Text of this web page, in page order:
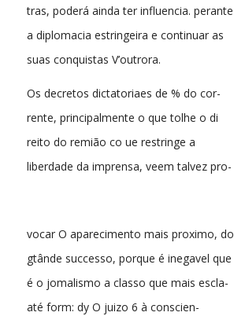
tras, poderá ainda ter influencia. perante
a diplomacia estringeira e continuar as
suas conquistas V’outrora.
Os decretos dictatoriaes de % do cor-
rente, principalmente o que tolhe o di
reito do remião co ue restringe a
liberdade da imprensa, veem talvez pro-
vocar O aparecimento mais proximo, do
gtânde successo, porque é inegavel que
é o jomalismo a classo que mais escla-
até form: dy O juizo 6 à conscien-